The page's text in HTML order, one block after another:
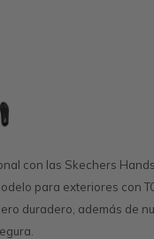
con las Skechers
para exteriores con
duradero, además de